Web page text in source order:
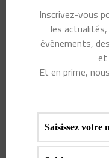
Kits à crocheter
Livres crochet
Marqueurs de
Matériel pour
Pin's et Badges
Sacs à projet
Inscrivez-vous
les
évènements,
et
Et en prime,